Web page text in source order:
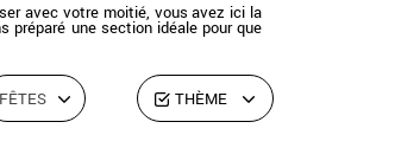
avec votre moitié, vous avez ici la
préparé une section idéale pour que
FÊTES THÈME